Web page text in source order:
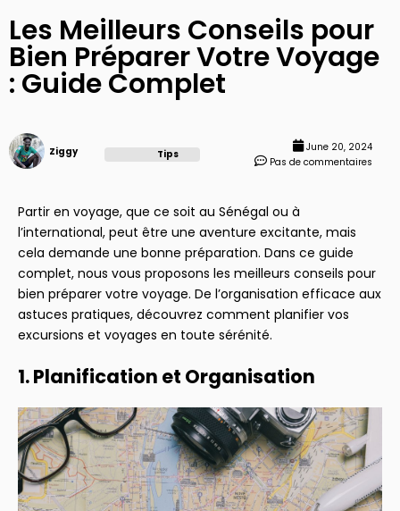
Les Meilleurs Conseils pour
Bien Préparer Votre Voyage
: Guide Complet
Ziggy Tips
June 20, 2024
Pas de commentaires
Partir en voyage, que ce soit au Sénégal ou à
l’international, peut être une aventure excitante, mais
cela demande une bonne préparation. Dans ce guide
complet, nous vous proposons les meilleurs conseils pour
bien préparer votre voyage. De l’organisation efficace aux
astuces pratiques, découvrez comment planifier vos
excursions et voyages en toute sérénité.
1. Planification et Organisation